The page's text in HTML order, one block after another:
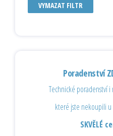
VYMAZAT FILTR
Poradenství
Technické poradenství
které jste nekoupili u
SKVĚLÉ